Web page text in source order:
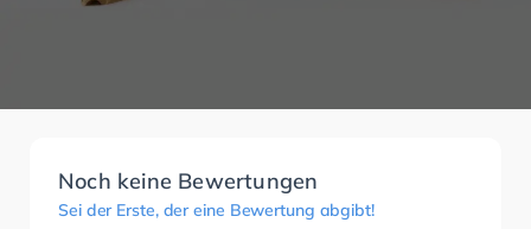
Noch keine Bewertungen
Sei der Erste, der eine Bewertung abgibt!